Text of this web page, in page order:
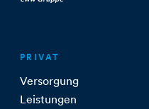
PRIVAT
Versorgung
Leistungen